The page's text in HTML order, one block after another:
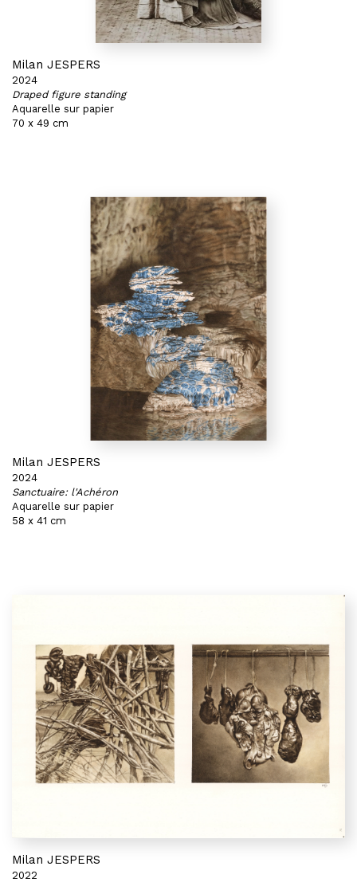
Milan JESPERS
2024
Draped figure standing
Aquarelle sur papier
70 x 49 cm
Milan JESPERS
2024
Sanctuaire: l'Achéron
Aquarelle sur papier
58 x 41 cm
Milan JESPERS
2022